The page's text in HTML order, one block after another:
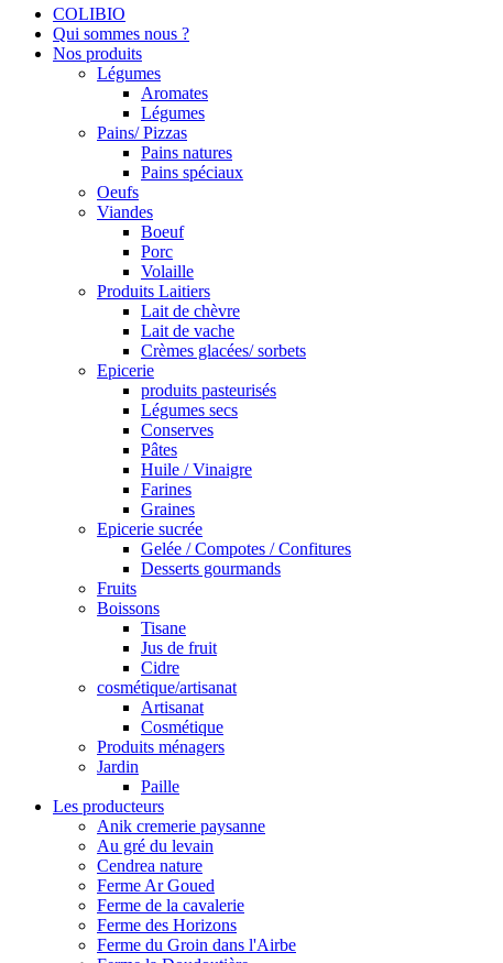
COLIBIO
Qui sommes nous ?
Nos produits
Légumes
Aromates
Légumes
Pains/ Pizzas
Pains natures
Pains spéciaux
Oeufs
Viandes
Boeuf
Porc
Volaille
Produits Laitiers
Lait de chèvre
Lait de vache
Crèmes glacées/ sorbets
Epicerie
produits pasteurisés
Légumes secs
Conserves
Pâtes
Huile / Vinaigre
Farines
Graines
Epicerie sucrée
Gelée / Compotes / Confitures
Desserts gourmands
Fruits
Boissons
Tisane
Jus de fruit
Cidre
cosmétique/artisanat
Artisanat
Cosmétique
Produits ménagers
Jardin
Paille
Les producteurs
Anik cremerie paysanne
Au gré du levain
Cendrea nature
Ferme Ar Goued
Ferme de la cavalerie
Ferme des Horizons
Ferme du Groin dans l'Airbe